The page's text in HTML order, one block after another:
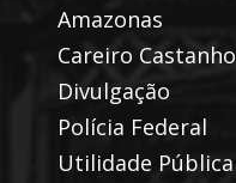
Amazonas
Careiro Castanho
Divulgação
Polícia Federal
Utilidade Pública